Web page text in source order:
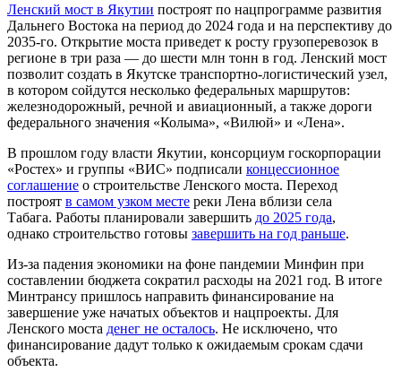
Ленский мост в Якутии построят по нацпрограмме развития
Дальнего Востока на период до 2024 года и на перспективу до
2035-го. Открытие моста приведет к росту грузоперевозок в
регионе в три раза — до шести млн тонн в год. Ленский мост
позволит создать в Якутске транспортно-логистический узел,
в котором сойдутся несколько федеральных маршрутов:
железнодорожный, речной и авиационный, а также дороги
федерального значения «Колыма», «Вилюй» и «Лена».
В прошлом году власти Якутии, консорциум госкорпорации
«Ростех» и группы «ВИС» подписали концессионное
соглашение о строительстве Ленского моста. Переход
построят в самом узком месте реки Лена вблизи села
Табага. Работы планировали завершить до 2025 года,
однако строительство готовы завершить на год раньше.
Из-за падения экономики на фоне пандемии Минфин при
составлении бюджета сократил расходы на 2021 год. В итоге
Минтрансу пришлось направить финансирование на
завершение уже начатых объектов и нацпроекты. Для
Ленского моста денег не осталось. Не исключено, что
финансирование дадут только к ожидаемым срокам сдачи
объекта.